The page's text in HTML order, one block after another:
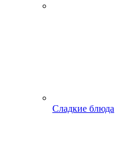
Сладкие блюда